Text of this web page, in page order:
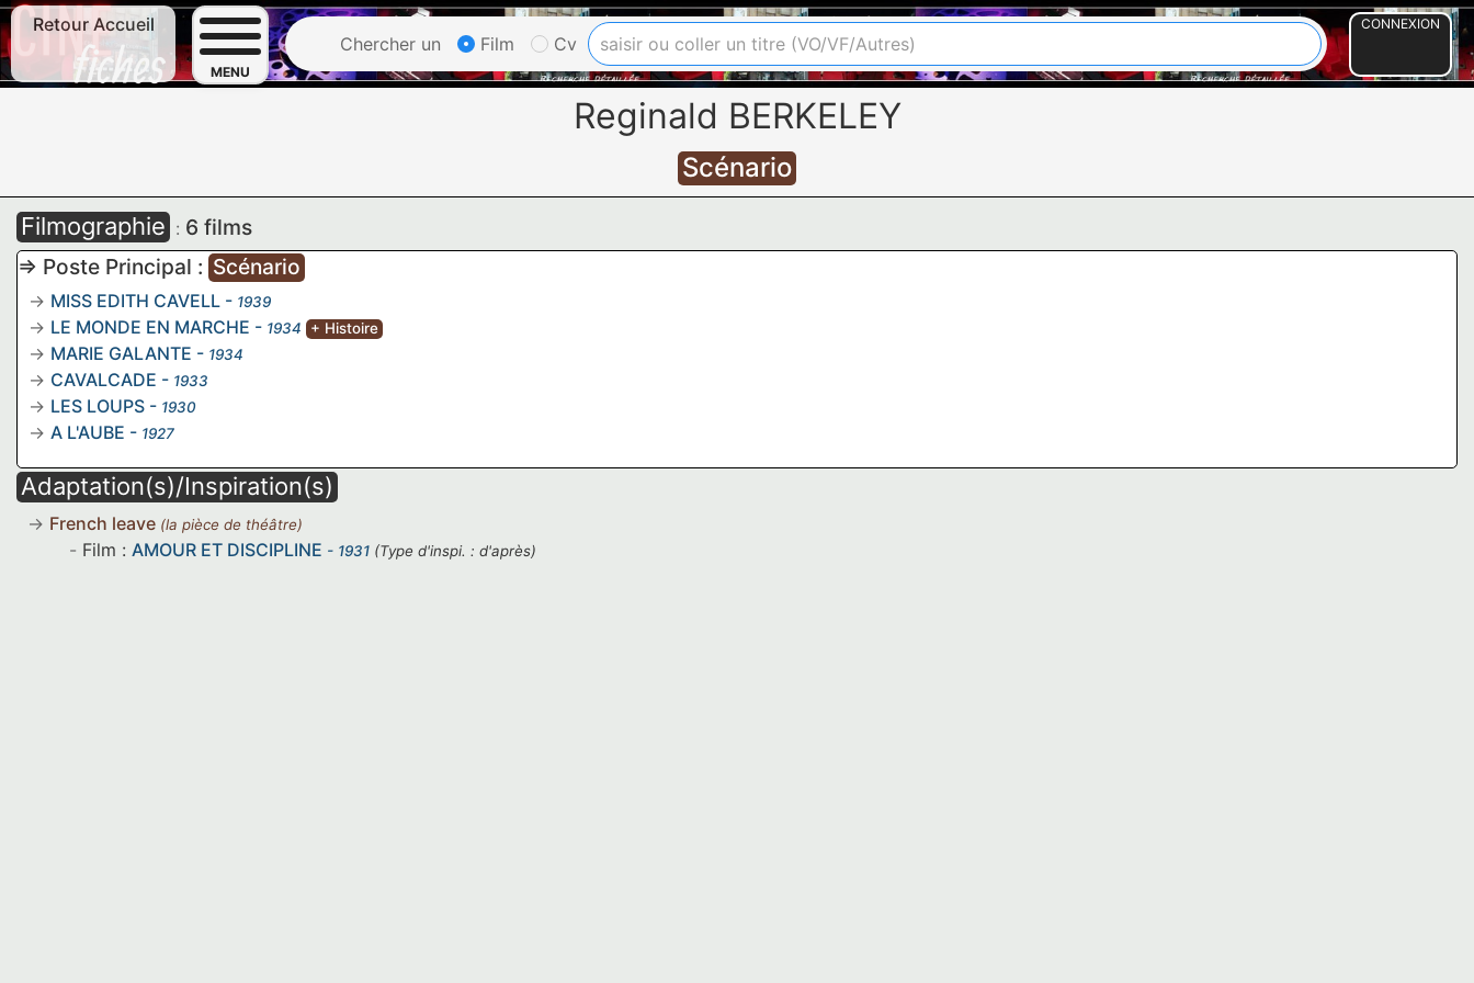
Retour Accueil
MENU
Chercher un Film Cv
CONNEXION
Reginald BERKELEY
Scénario
Filmographie : 6 films
=> Poste Principal : Scénario
MISS EDITH CAVELL - 1939
LE MONDE EN MARCHE - 1934 + Histoire
MARIE GALANTE - 1934
CAVALCADE - 1933
LES LOUPS - 1930
A L'AUBE - 1927
Adaptation(s)/Inspiration(s)
French leave (la pièce de théâtre)
Film : AMOUR ET DISCIPLINE - 1931 (Type d'inspi. : d'après)